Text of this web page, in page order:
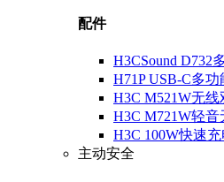
配件
H3CSound D732
H71P USB-C多
H3C M521W无
H3C M721W轻
H3C 100W快速
主动安全